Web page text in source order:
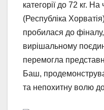
категорії до 72 кг. На
(Республіка
пробилася до фіналу,
вирішальному
перемогла
Баш,
та непохитну волю